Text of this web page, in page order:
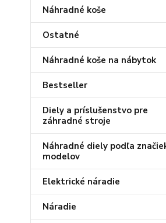
Náhradné koše
Ostatné
Náhradné koše na nábytok
Bestseller
Diely a príslušenstvo pre
záhradné stroje
Náhradné diely podľa
modelov
Elektrické náradie
Náradie